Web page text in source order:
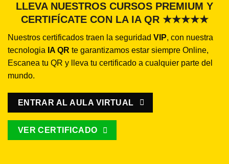
LLEVA NUESTROS CURSOS PREMIUM Y
CERTIFÍCATE CON LA IA QR ★★★★★
Nuestros certificados traen la seguridad VIP, con nuestra
tecnologia IA QR te garantizamos estar siempre Online,
Escanea tu QR y lleva tu certificado a cualquier parte del
mundo.
ENTRAR AL AULA VIRTUAL
VER CERTIFICADO